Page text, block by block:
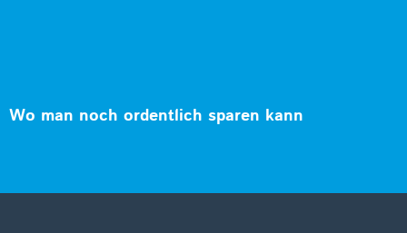
Wo man noch ordentlich sparen kann